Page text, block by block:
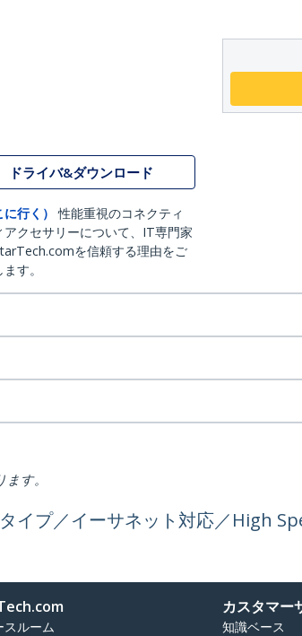
ドライバ&ダウンロード
に行く）
性能重視のコネクティ
アクセサリーについて、IT専門家
を信頼する理由をご
す。
す。
イプ／イーサネット対応／High
スルーム
カスタマー
知識ベース